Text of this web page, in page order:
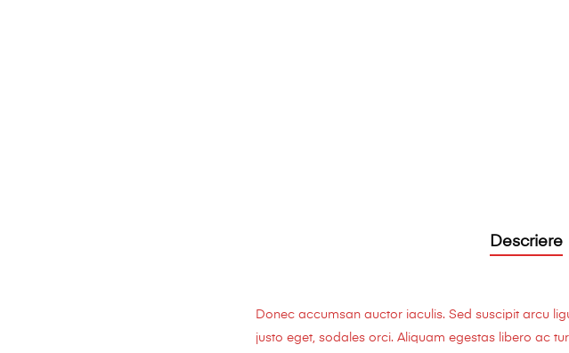
Descriere
Donec accumsan auctor iaculis. Sed suscipit arcu
justo eget, sodales orci. Aliquam egestas libero ac